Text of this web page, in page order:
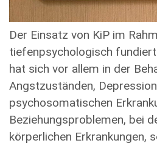
Der Einsatz von KiP im
tiefenpsychologisch
hat sich vor allem in der
Angstzuständen,
psychosomatischen
Beziehungsproblemen, bei
körperlichen Erkrankungen,